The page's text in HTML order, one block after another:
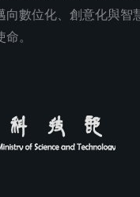
向數位化、創意化與智
。